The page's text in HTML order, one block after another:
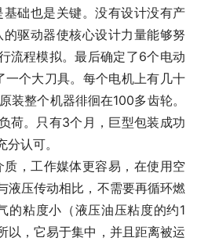
础也是关键。没有设计没有产
驱动器使核心设计力量能够努
流程模拟。最后确定了6个电动
个大刀具。每个电机上有几十
装整个机器徘徊在100多齿轮。
荷。只有3个月，巨型包装成功
认可。
，工作媒体更容易，在使用空
液压传动相比，不需要再循环燃
的粘度小（液压油压粘度的约1
以，它易于集中，并且距离被运